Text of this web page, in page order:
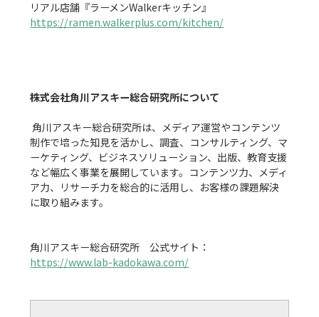
https://ramen.walkerplus.com/kitchen/
株式会社角川アスキー総合研究所について
制作で培った知見を活かし、調査、コンサルティング、マ
ーケティング、ビジネスソリューション、出版、教育支援
など幅広く事業を展開しています。コンテンツ力、メディ
ア力、リサーチ力を総合的に活用し、お客様の課題解決
に取り組みます。
角川アスキー総合研究所　公式サイト：
https://www.lab-kadokawa.com/